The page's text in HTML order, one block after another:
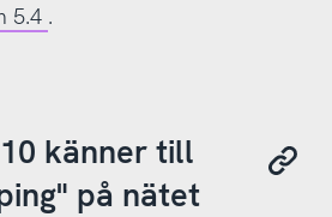
5.4 .
känner till
på nätet